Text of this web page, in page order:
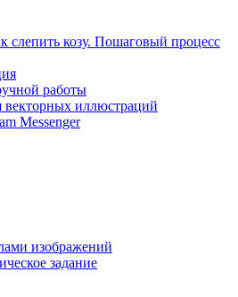
слепить козу. Пошаговый процесс
работы
иллюстраций
Messenger
изображений
задание